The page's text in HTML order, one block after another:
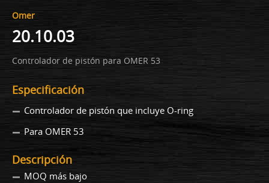
Omer
20.10.03
Controlador de pistón para OMER 53
Especificación
Controlador de pistón que incluye O-ring
Para OMER 53
Descripción
MOQ más bajo